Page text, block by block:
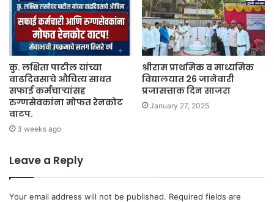
कु. लक्षिता पाटील यांच्या
वाढदिवसाचे औचित्य साधत
सफाई कर्मचाऱ्यांसह
रुग्णसेवकांना मोफत रेनकोट
वाटप.
3 weeks ago
श्रीराम प्राथमिक व माध्यमिक
विद्यालयात 26 जानेवारी
प्रजासत्ताक दिन साजरा
January 27, 2025
Leave a Reply
Your email address will not be published. Required fields are